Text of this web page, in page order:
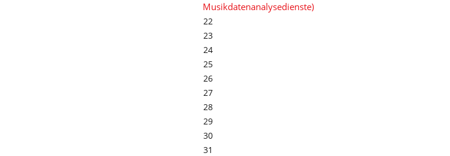
Musikdatenanalysedienste)
22
23
24
25
26
27
28
29
30
31